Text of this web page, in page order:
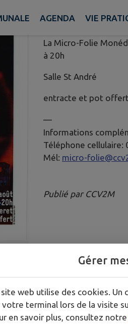
AGENDA VIE
Publié le mercredi 30
La Micro-Folie
à 20h
Salle St André
entracte et pot offert
—
Informations
Téléphone cellulaire:
Mél: micro-
Publié par CCV2M
Gérer
site web utilise des cookies.
votre terminal lors de la visite
en savoir plus, consultez notre